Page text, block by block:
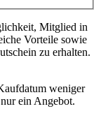
Mitglied in
Vorteile sowie
zu erhalten.
weniger
ein Angebot.